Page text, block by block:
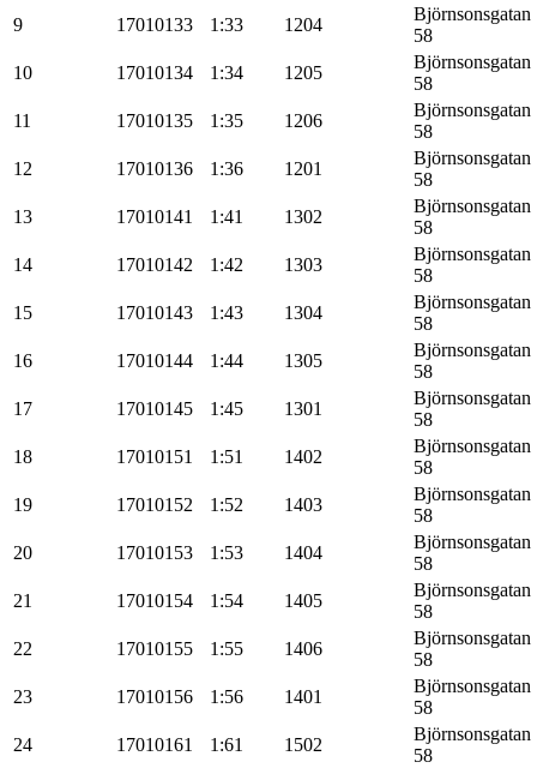
9
17010133 1:33 1204
Björnsonsgatan
58
10
17010134 1:34 1205
Björnsonsgatan
58
11
17010135 1:35 1206
Björnsonsgatan
58
12
17010136 1:36 1201
Björnsonsgatan
58
13
17010141 1:41 1302
Björnsonsgatan
58
14
17010142 1:42 1303
Björnsonsgatan
58
15
17010143 1:43 1304
Björnsonsgatan
58
16
17010144 1:44 1305
Björnsonsgatan
58
17
17010145 1:45 1301
Björnsonsgatan
58
18
17010151 1:51 1402
Björnsonsgatan
58
19
17010152 1:52 1403
Björnsonsgatan
58
20
17010153 1:53 1404
Björnsonsgatan
58
21
17010154 1:54 1405
Björnsonsgatan
58
22
17010155 1:55 1406
Björnsonsgatan
58
23
17010156 1:56 1401
Björnsonsgatan
58
24
17010161 1:61 1502
Björnsonsgatan
58